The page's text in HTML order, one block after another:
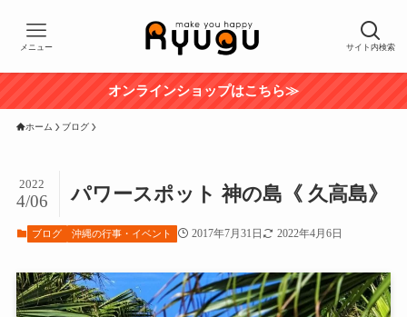
サイト内検索
メニュー
オンラインショップはこちら≫
ホーム ブログ
パワースポット 神の島《 久高島》
2022
4/06
ブログ 沖縄の行事・イベント 2017年7月31日 2022年4月6日